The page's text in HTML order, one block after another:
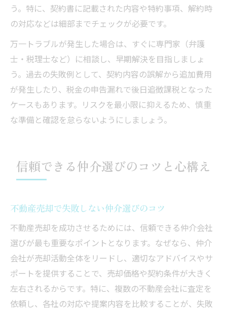
う。特に、契約書に記載された内容や特約事項、解約時
の対応などは細部までチェックが必要です。
万一トラブルが発生した場合は、すぐに専門家（弁護
士・税理士など）に相談し、早期解決を目指しましょ
う。過去の失敗例として、契約内容の誤解から追加費用
が発生したり、税金の申告漏れで後日追徴課税となった
ケースもあります。リスクを最小限に抑えるため、慎重
な準備と確認を怠らないようにしましょう。
信頼できる仲介選びのコツと心構え
不動産売却で失敗しない仲介選びのコツ
不動産売却を成功させるためには、信頼できる仲介会社
選びが最も重要なポイントとなります。なぜなら、仲介
会社が売却活動全体をリードし、適切なアドバイスやサ
ポートを提供することで、売却価格や契約条件が大きく
左右されるからです。特に、複数の不動産会社に査定を
依頼し、各社の対応や提案内容を比較することが、失敗